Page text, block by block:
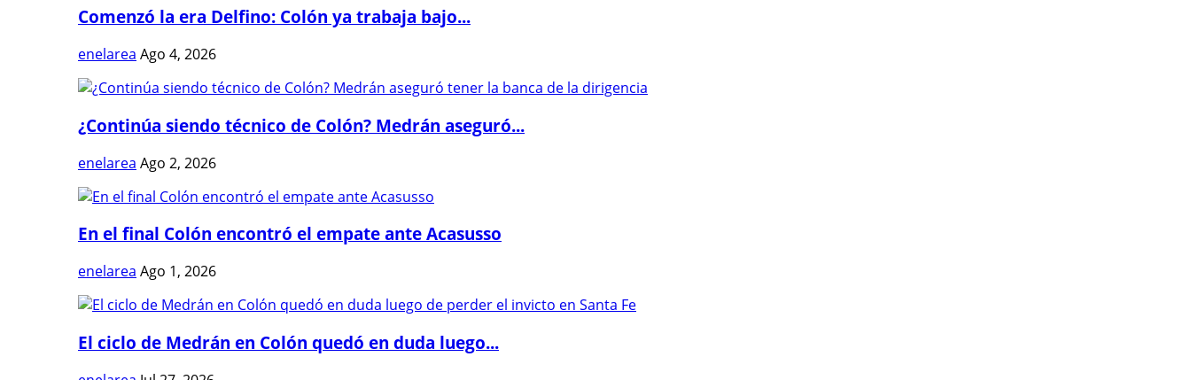
Comenzó la era Delfino: Colón ya trabaja bajo...
enelarea Ago 4, 2026
¿Continúa siendo técnico de Colón? Medrán aseguró...
enelarea Ago 2, 2026
En el final Colón encontró el empate ante Acasusso
enelarea Ago 1, 2026
El ciclo de Medrán en Colón quedó en duda luego...